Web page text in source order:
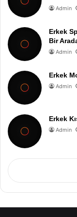
Admin
Erkek
Bir
Admin
Erkek
Admin
Erkek
Admin